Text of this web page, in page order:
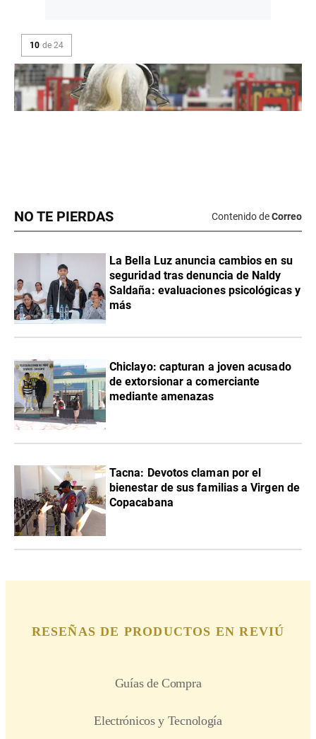
NO TE PIERDAS Contenido deCorreo
La Bella Luz anuncia cambios en su
seguridad tras denuncia de Naldy
Saldaña: evaluaciones psicológicas y
más
Chiclayo: capturan a joven acusado
de extorsionar a comerciante
mediante amenazas
Tacna: Devotos claman por el
bienestar de sus familias a Virgen de
Copacabana